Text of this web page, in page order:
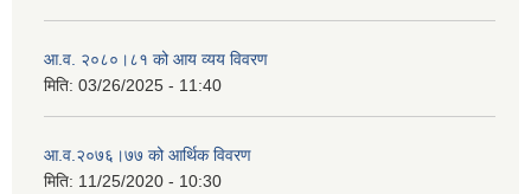
आ.व. २०८०।८१ को आय व्यय विवरण
मिति: 03/26/2025 - 11:40
आ.व.२०७६।७७ को आर्थिक विवरण
मिति: 11/25/2020 - 10:30